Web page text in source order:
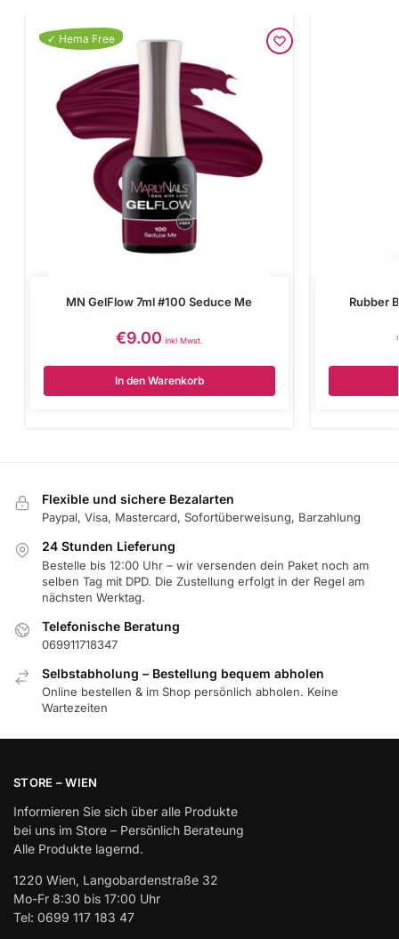
✓ Hema Free
MN GelFlow 7ml #100 Seduce Me
€9.00 inkl Mwst.
In den Warenkorb
Rubber
Flexible und sichere Bezalarten
Paypal, Visa, Mastercard, Sofortüberweisung, Barzahlung
24 Stunden Lieferung
Bestelle bis 12:00 Uhr – wir versenden dein Paket noch am
selben Tag mit DPD. Die Zustellung erfolgt in der Regel am
nächsten Werktag.
Telefonische Beratung
069911718347
Selbstabholung – Bestellung bequem abholen
Online bestellen & im Shop persönlich abholen. Keine
Wartezeiten
STORE – WIEN
Informieren Sie sich über alle Produkte
bei uns im Store – Persönlich Berateung
Alle Produkte lagernd.
1220 Wien, Langobardenstraße 32
Mo-Fr 8:30 bis 17:00 Uhr
Tel: 0699 117 183 47